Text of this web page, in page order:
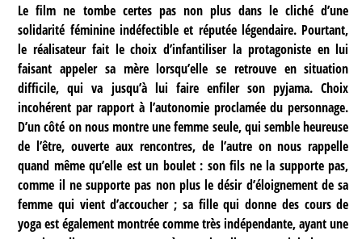
Le film ne tombe certes pas non plus dans le cliché d’une
solidarité féminine indéfectible et réputée légendaire. Pourtant,
le réalisateur fait le choix d’infantiliser la protagoniste en lui
faisant appeler sa mère lorsqu’elle se retrouve en situation
difficile, qui va jusqu’à lui faire enfiler son pyjama. Choix
incohérent par rapport à l’autonomie proclamée du personnage.
D’un côté on nous montre une femme seule, qui semble heureuse
de l’être, ouverte aux rencontres, de l’autre on nous rappelle
quand même qu’elle est un boulet : son fils ne la supporte pas,
comme il ne supporte pas non plus le désir d’éloignement de sa
femme qui vient d’accoucher ; sa fille qui donne des cours de
yoga est également montrée comme très indépendante, ayant une